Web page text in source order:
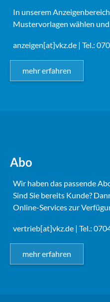
In unserem
Mustervorlagen wählen
anzeigen[at]vkz.de | Tel.:
mehr erfahren
Abo
Wir haben das passende
Sind Sie bereits Kunde?
Online-Services zur
vertrieb[at]vkz.de | Tel.:
mehr erfahren